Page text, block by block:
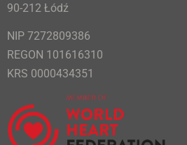
90-212 Łódź
NIP 7272809386
REGON 101616310
KRS 0000434351